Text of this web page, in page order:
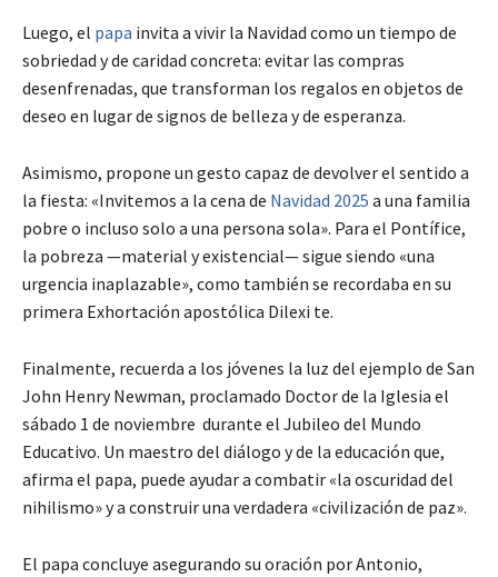
Luego, el papa invita a vivir la Navidad como un tiempo de
sobriedad y de caridad concreta: evitar las compras
desenfrenadas, que transforman los regalos en objetos de
deseo en lugar de signos de belleza y de esperanza.
Asimismo, propone un gesto capaz de devolver el sentido a
la fiesta: «Invitemos a la cena de Navidad 2025 a una familia
pobre o incluso solo a una persona sola». Para el Pontífice,
la pobreza —material y existencial— sigue siendo «una
urgencia inaplazable», como también se recordaba en su
primera Exhortación apostólica Dilexi te.
Finalmente, recuerda a los jóvenes la luz del ejemplo de San
John Henry Newman, proclamado Doctor de la Iglesia el
sábado 1 de noviembre durante el Jubileo del Mundo
Educativo. Un maestro del diálogo y de la educación que,
afirma el papa, puede ayudar a combatir «la oscuridad del
nihilismo» y a construir una verdadera «civilización de paz».
El papa concluye asegurando su oración por Antonio,